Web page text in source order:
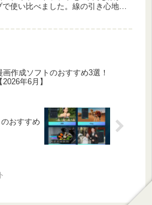
で使い比べました。線の引き心地や
画作成ソフトのおすすめ3選！
【2026年6月】
おすすめ